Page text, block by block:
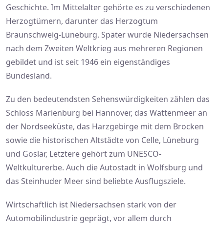
Geschichte. Im Mittelalter gehörte es zu verschiedenen
Herzogtümern, darunter das Herzogtum
Braunschweig-Lüneburg. Später wurde Niedersachsen
nach dem Zweiten Weltkrieg aus mehreren Regionen
gebildet und ist seit 1946 ein eigenständiges
Bundesland.
Zu den bedeutendsten Sehenswürdigkeiten zählen das
Schloss Marienburg bei Hannover, das Wattenmeer an
der Nordseeküste, das Harzgebirge mit dem Brocken
sowie die historischen Altstädte von Celle, Lüneburg
und Goslar, Letztere gehört zum UNESCO-
Weltkulturerbe. Auch die Autostadt in Wolfsburg und
das Steinhuder Meer sind beliebte Ausflugsziele.
Wirtschaftlich ist Niedersachsen stark von der
Automobilindustrie geprägt, vor allem durch